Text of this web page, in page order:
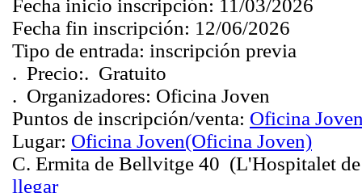
Fecha inicio inscripción: 11/03/2026
Fecha fin inscripción: 12/06/2026
Tipo de entrada: inscripción previa
. Precio:. Gratuito
. Organizadores: Oficina Joven
Puntos de inscripción/venta: Oficina
Lugar: Oficina Joven(Oficina Joven)
C. Ermita de Bellvitge 40 (L'Hospitalet
llegar